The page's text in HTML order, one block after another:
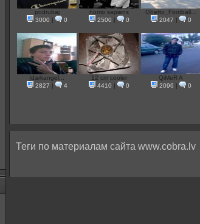
podrubaj
3000
0
homo sapiens
2500
0
Ghetto_Football...
2047
0
|darkangel...
2827
4
12 cm cooler
4410
0
QiMeR A
2096
0
Теги по материалам сайта www.cobra.lv